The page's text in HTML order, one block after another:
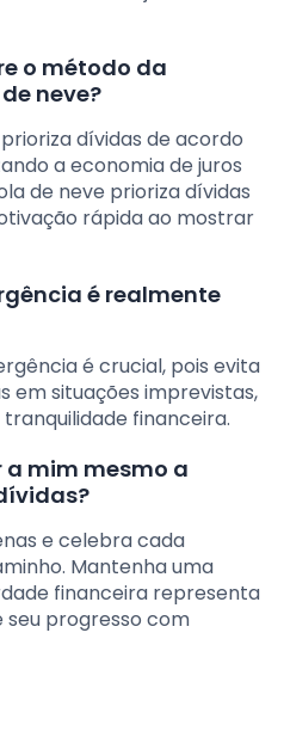
o método da
neve?
dívidas de acordo
a economia de juros
de neve prioriza dívidas
rápida ao mostrar
é realmente
é crucial, pois evita
em situações imprevistas,
financeira.
mim mesmo a
e celebra cada
Mantenha uma
financeira representa
progresso com